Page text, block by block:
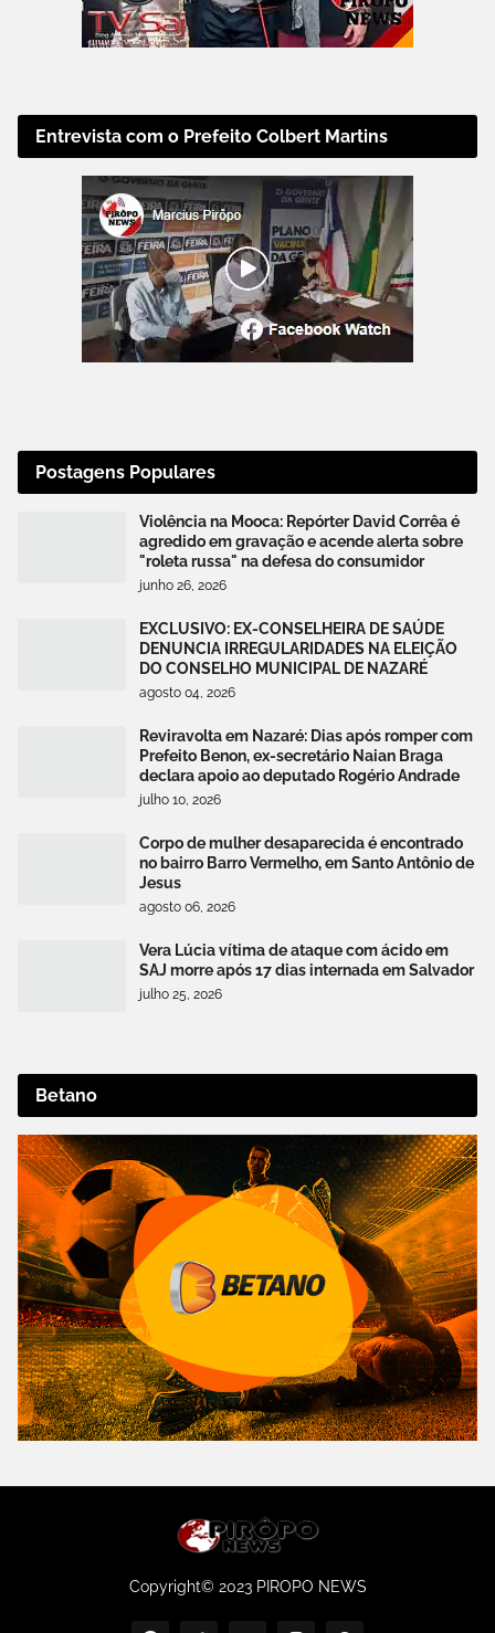
Entrevista com o Prefeito Colbert Martins
Postagens Populares
Violência na Mooca: Repórter David Corrêa é
agredido em gravação e acende alerta sobre
"roleta russa" na defesa do consumidor
junho 26, 2026
EXCLUSIVO: EX-CONSELHEIRA DE SAÚDE
DENUNCIA IRREGULARIDADES NA ELEIÇÃO
DO CONSELHO MUNICIPAL DE NAZARÉ
agosto 04, 2026
Reviravolta em Nazaré: Dias após romper com
Prefeito Benon, ex-secretário Naian Braga
declara apoio ao deputado Rogério Andrade
julho 10, 2026
Corpo de mulher desaparecida é encontrado
no bairro Barro Vermelho, em Santo Antônio de
Jesus
agosto 06, 2026
Vera Lúcia vítima de ataque com ácido em
SAJ morre após 17 dias internada em Salvador
julho 25, 2026
Betano
Copyright© 2023 PIROPO NEWS